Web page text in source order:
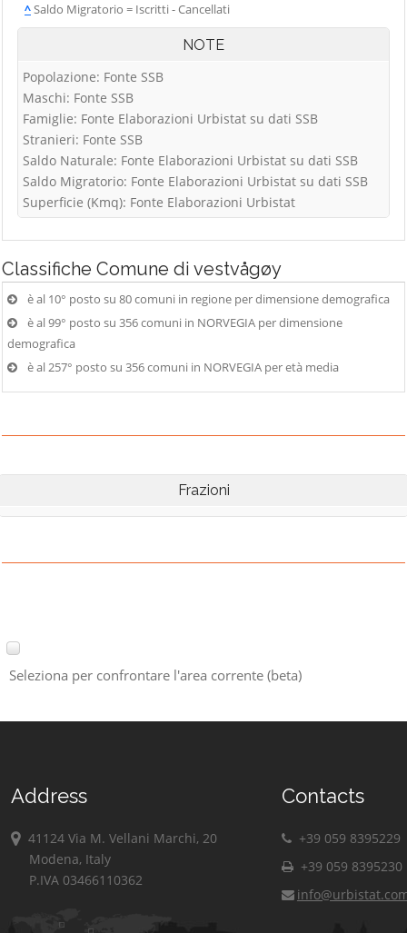
^Saldo Migratorio = Iscritti - Cancellati
NOTE
Popolazione: Fonte SSB
Maschi: Fonte SSB
Famiglie: Fonte Elaborazioni Urbistat su dati SSB
Stranieri: Fonte SSB
Saldo Naturale: Fonte Elaborazioni Urbistat su dati SSB
Saldo Migratorio: Fonte Elaborazioni Urbistat su dati SSB
Superficie (Kmq): Fonte Elaborazioni Urbistat
Classifiche Comune di vestvågøy
è al 10° posto su 80 comuni in regione per dimensione demografica
è al 99° posto su 356 comuni in NORVEGIA per dimensione
demografica
è al 257° posto su 356 comuni in NORVEGIA per età media
Frazioni
Seleziona per confrontare l'area corrente (beta)
Address
41124 Via M. Vellani Marchi, 20
Modena, Italy
P.IVA 03466110362
Contacts
+39 059 8395229
+39 059 8395230